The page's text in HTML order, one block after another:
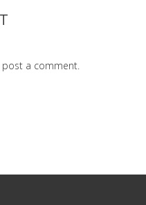
a comment.